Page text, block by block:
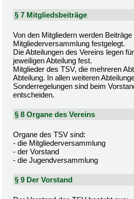
§ 7 Mitgliedsbeiträge
Von den Mitgliedern werden
Mitgliederversammlung festgelegt.
Die Abteilungen des Vereins legen
jeweiligen Abteilung fest.
Mitglieder des TSV, die mehreren
Abteilung. In allen weiteren
Sonderregelungen sind beim
entscheiden.
§ 8 Organe des Vereins
Organe des TSV sind:
- die Mitgliederversammlung
- der Vorstand
- die Jugendversammlung
§ 9 Der Vorstand